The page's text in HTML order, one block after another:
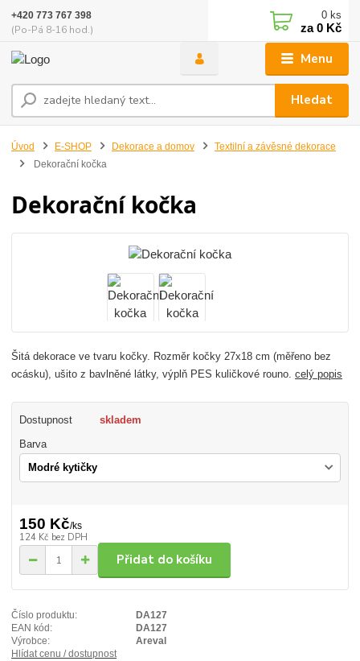
Menu
Hledat
+420 773 767 398
(Po-Pá 8-16 hod.)
0 ks
za0 Kč
Úvod E-SHOP Dekorace a domov
Textilní a závěsné dekorace
Dekorační kočka
Dekorační kočka
Šitá dekorace ve tvaru kočky. Rozměr kočky 27x18 cm (měřeno bez
ocásku), ušito z bavlněné látky, výplň PES kuličkové rouno.celý popis
Dostupnost skladem
Barva
150 Kč/ks
124 Kč bez DPH
Přidat do košíku
Číslo produktu:
DA127
EAN kód:
DA127
Výrobce:
Areval
Hlídat cenu / dostupnost